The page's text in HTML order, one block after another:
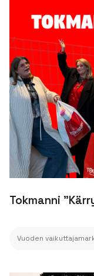
Tokmanni
Vuoden